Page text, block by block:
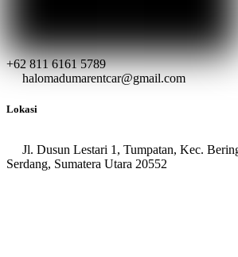
+62 811 6161 5789
halomadumarentcar@gmail.com
Lokasi
Jl. Dusun Lestari 1, Tumpatan, Kec.
Serdang, Sumatera Utara 20552